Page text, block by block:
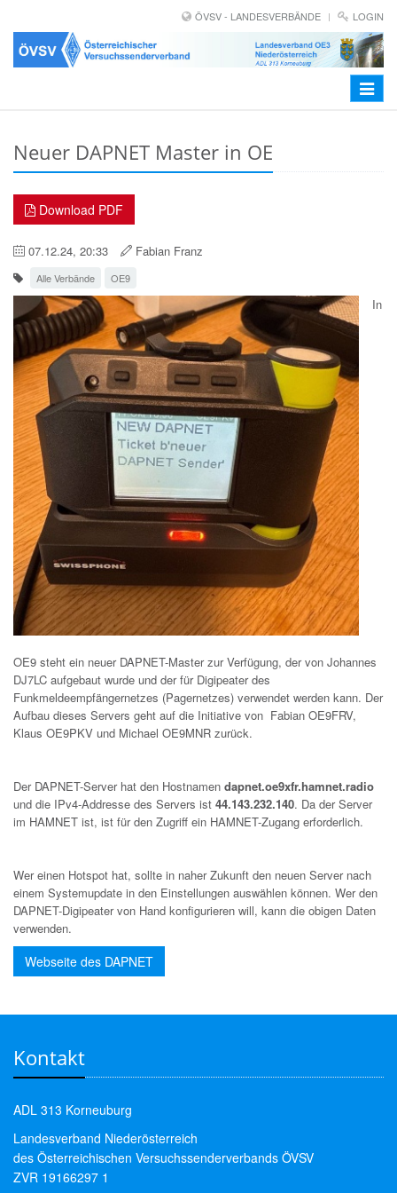
ÖVSV - LANDESVERBÄNDE LOGIN
Toggle
Neuer DAPNET Master in OE
Download PDF
07.12.24, 20:33 Fabian Franz
Alle Verbände OE9
In
OE9 steht ein neuer DAPNET-Master zur Verfügung, der von Johannes
DJ7LC aufgebaut wurde und der für Digipeater des
Funkmeldeempfängernetzes (Pagernetzes) verwendet werden kann. Der
Aufbau dieses Servers geht auf die Initiative von Fabian OE9FRV,
Klaus OE9PKV und Michael OE9MNR zurück.
Der DAPNET-Server hat den Hostnamen dapnet.oe9xfr.hamnet.radio
und die IPv4-Addresse des Servers ist 44.143.232.140. Da der Server
im HAMNET ist, ist für den Zugriff ein HAMNET-Zugang erforderlich.
Wer einen Hotspot hat, sollte in naher Zukunft den neuen Server nach
einem Systemupdate in den Einstellungen auswählen können. Wer den
DAPNET-Digipeater von Hand konfigurieren will, kann die obigen Daten
verwenden.
Webseite des DAPNET
Kontakt
ADL 313 Korneuburg
Landesverband Niederösterreich
des Österreichischen Versuchssenderverbands ÖVSV
ZVR 19166297 1